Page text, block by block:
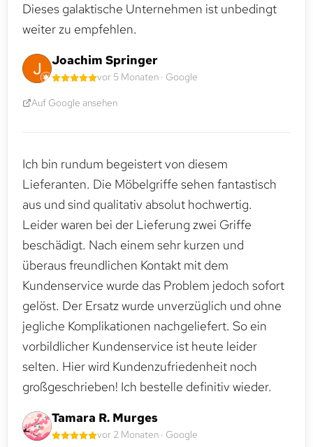
Dieses galaktische Unternehmen ist unbedingt
weiter zu empfehlen.
Joachim Springer
vor 5 Monaten · Google
Auf Google ansehen
Ich bin rundum begeistert von diesem
Lieferanten. Die Möbelgriffe sehen fantastisch
aus und sind qualitativ absolut hochwertig.
Leider waren bei der Lieferung zwei Griffe
beschädigt. Nach einem sehr kurzen und
überaus freundlichen Kontakt mit dem
Kundenservice wurde das Problem jedoch sofort
gelöst. Der Ersatz wurde unverzüglich und ohne
jegliche Komplikationen nachgeliefert. So ein
vorbildlicher Kundenservice ist heute leider
selten. Hier wird Kundenzufriedenheit noch
großgeschrieben! Ich bestelle definitiv wieder.
Tamara R. Murges
vor 2 Monaten · Google